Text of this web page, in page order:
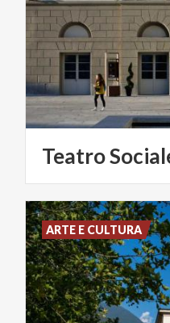
Teatro
ARTE E CULTURA